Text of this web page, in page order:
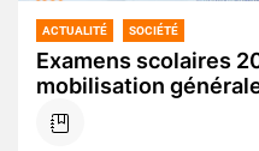
ACTUALITÉ SOCIÉTÉ
Examens scolaires
mobilisation
sans fraude